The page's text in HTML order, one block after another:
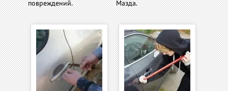
повреждений.
Мазда.